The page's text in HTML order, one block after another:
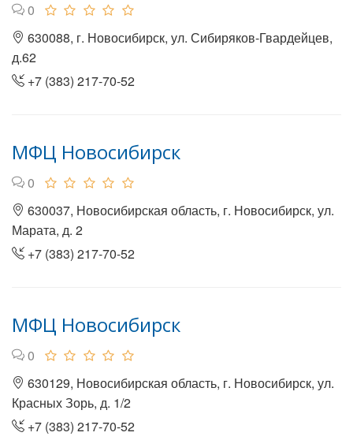
0
630088, г. Новосибирск, ул. Сибиряков-Гвардейцев,
д.62
+7 (383) 217-70-52
МФЦ Новосибирск
0
630037, Новосибирская область, г. Новосибирск, ул.
Марата, д. 2
+7 (383) 217-70-52
МФЦ Новосибирск
0
630129, Новосибирская область, г. Новосибирск, ул.
Красных Зорь, д. 1/2
+7 (383) 217-70-52